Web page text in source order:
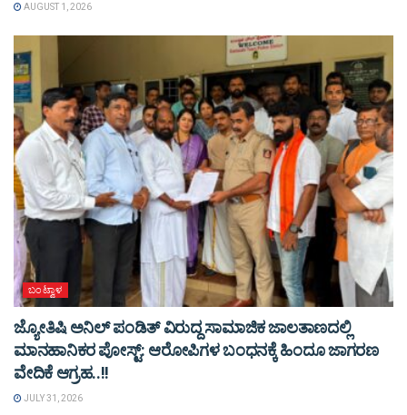
AUGUST 1, 2026
ಬಂಟ್ವಾಳ
ಜ್ಯೋತಿಷಿ ಅನಿಲ್ ಪಂಡಿತ್ ವಿರುದ್ದ ಸಾಮಾಜಿಕ ಜಾಲತಾಣದಲ್ಲಿ
ಮಾನಹಾನಿಕರ ಪೋಸ್ಟ್: ಆರೋಪಿಗಳ ಬಂಧನಕ್ಕೆ ಹಿಂದೂ ಜಾಗರಣ
ವೇದಿಕೆ ಆಗ್ರಹ..!!
JULY 31, 2026